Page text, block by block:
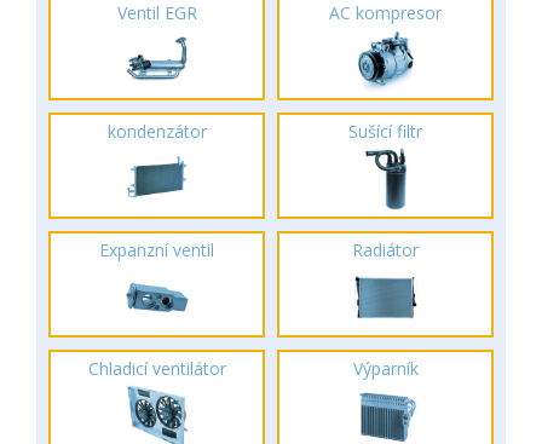
Ventil EGR AC kompresor
kondenzátor Sušící filtr
Expanzní ventil Radiátor
Chladicí ventilátor Výparník